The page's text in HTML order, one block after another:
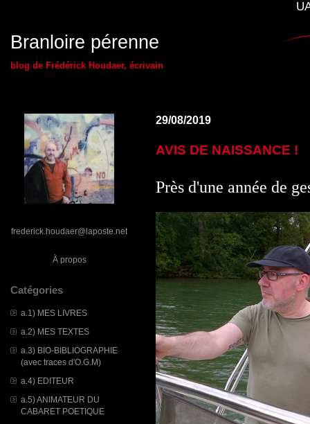
Branloire pérenne
blog de Frédérick Houdaer, écrivain
frederick.houdaer@laposte.net
À propos
Catégories
a.1) MES LIVRES
a.2) MES TEXTES
a.3) BIO-BIBLIOGRAPHIE
(avec traces d'O.G.M)
a.4) EDITEUR
a.5) ANIMATEUR DU
CABARET POETIQUE
29/08/2019
AVIS DE NAISSANCE !
Près d'une année de